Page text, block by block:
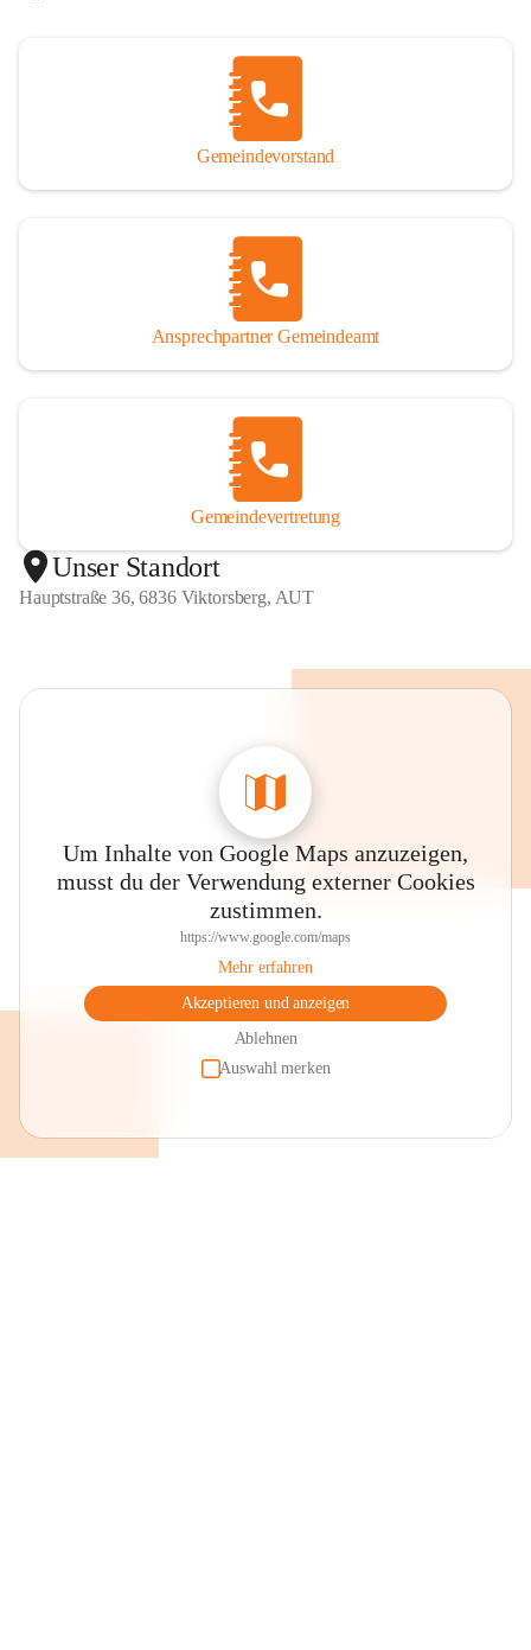
Gemeindevorstand
Ansprechpartner Gemeindeamt
Gemeindevertretung
Unser Standort
Hauptstraße 36, 6836 Viktorsberg, AUT
Um Inhalte von Google Maps anzuzeigen,
musst du der Verwendung externer Cookies
zustimmen.
https://www.google.com/maps
Mehr erfahren
Akzeptieren und anzeigen
Ablehnen
Auswahl merken